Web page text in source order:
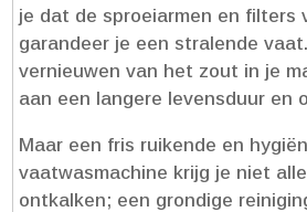
je dat de sproeiarmen en filters
garandeer je een stralende
vernieuwen van het zout in je
aan een langere levensduur en
Maar een fris ruikende en
vaatwasmachine krijg je niet
ontkalken; een grondige